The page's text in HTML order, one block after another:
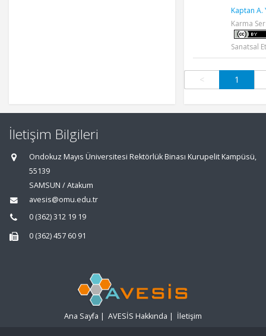
Kaptan A.
Karma
Sanatsal
< 1
İletişim Bilgileri
Ondokuz Mayıs Üniversitesi Rektörlük Binası Kurupelit Kampüsü,
55139
SAMSUN / Atakum
avesis@omu.edu.tr
0 (362) 312 19 19
0 (362) 457 60 91
Ana Sayfa | AVESİS Hakkında | İletişim